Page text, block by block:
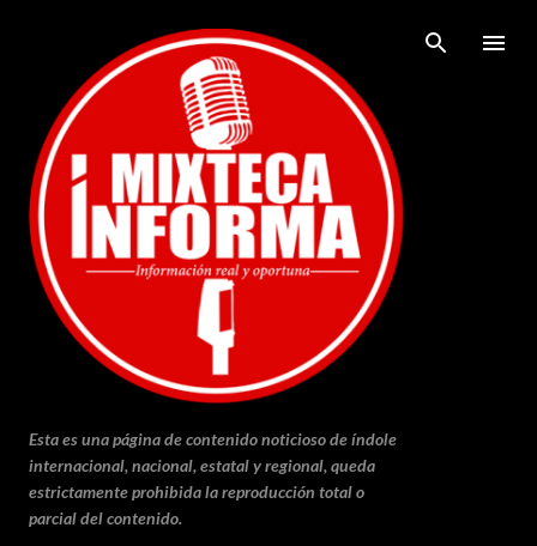
Ir al contenido principal
Esta es una página de contenido noticioso de índole
internacional, nacional, estatal y regional, queda
estrictamente prohibida la reproducción total o
parcial del contenido.